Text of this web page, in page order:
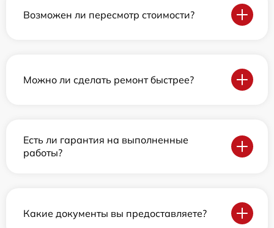
Возможен ли пересмотр стоимости?
Можно ли сделать ремонт быстрее?
Есть ли гарантия на выполненные
работы?
Какие документы вы предоставляете?